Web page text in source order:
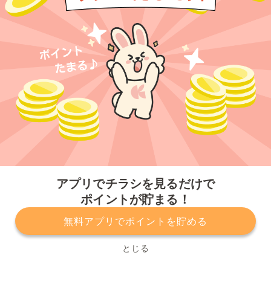
アプリでチラシを見るだけで
ポイントが貯まる！
無料アプリでポイントを貯める
とじる
プライバシーポリシー 利用規約
運営会社
サービスに関してのお問い合わせ